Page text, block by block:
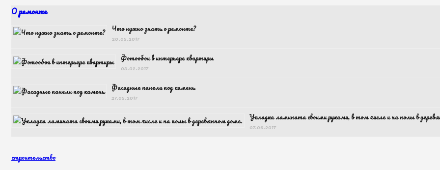
О ремонте
Что нужно знать о ремонте?
20.05.2017
Фотообои в интерьере квартиры
03.02.2017
Фасадные панели под камень
27.05.2017
Укладка ламината своими руками, в том числе и на полы в
07.06.2017
строительство